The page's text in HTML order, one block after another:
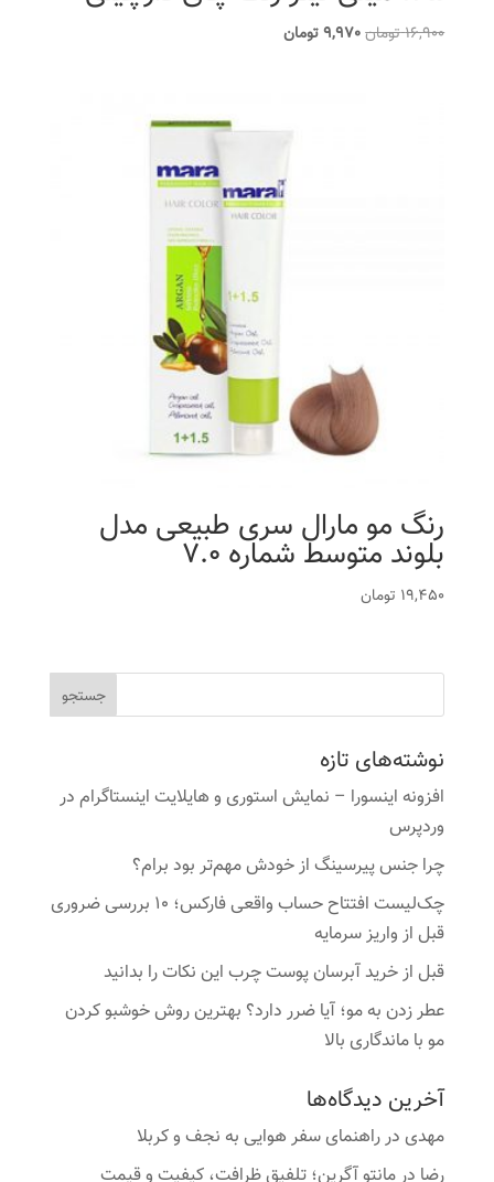
16,900تومانقیمت
9,970تومانقیمت
رنگ مو مارال سری طبیعی مدل
بلوند متوسط شماره 7.0
19,450 تومان
نوشته‌های تازه
افزونه اینسورا – نمایش استوری و هایلایت اینستاگرام در
وردپرس
چرا جنس پیرسینگ از خودش مهم‌تر بود برام؟
چک‌لیست افتتاح حساب واقعی فارکس؛ ۱۰ بررسی ضروری
قبل از واریز سرمایه
قبل از خرید آبرسان پوست چرب این نکات را بدانید
عطر زدن به مو؛ آیا ضرر دارد؟ بهترین روش خوشبو کردن
مو با ماندگاری بالا
آخرین دیدگاه‌ها
مهدیدرراهنمای سفر هوایی به نجف و کربلا
رضا در مانتو آگرین؛ تلفیق ظرافت، کیفیت و قیمت